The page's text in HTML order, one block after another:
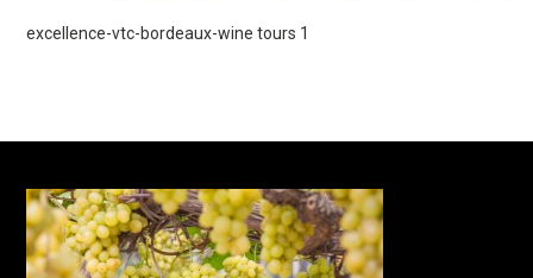
excellence-vtc-bordeaux-wine tours 1